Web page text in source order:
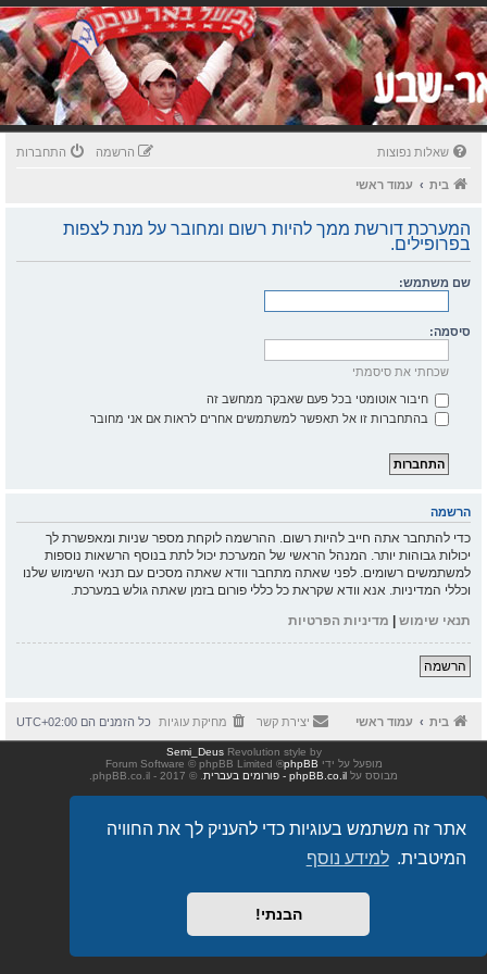
אתר זה משתמש בעוגיות כדי להעניק לך את החוויה
המיטבית. למידע נוסף
הבנתי!
שאלות נפוצות התחברות הרשמה
בית עמוד ראשי
המערכת דורשת ממך להיות רשום ומחובר על מנת לצפות
בפרופילים.
שם משתמש:
סיסמה:
שכחתי את סיסמתי
חיבור אוטומטי בכל פעם שאבקר ממחשב זה
בהתחברות זו אל תאפשר למשתמשים אחרים לראות אם אני מחובר
הרשמה
כדי להתחבר אתה חייב להיות רשום. ההרשמה לוקחת מספר שניות ומאפשרת לך
יכולות גבוהות יותר. המנהל הראשי של המערכת יכול לתת בנוסף הרשאות נוספות
למשתמשים רשומים. לפני שאתה מתחבר וודא שאתה מסכים עם תנאי השימוש שלנו
וכללי המדיניות. אנא וודא שקראת כל כללי פורום בזמן שאתה גולש במערכת.
תנאי שימוש | מדיניות הפרטיות
הרשמה
בית עמוד ראשי כל הזמנים הם UTC+02:00 מחיקת עוגיות יצירת קשר
Revolution style by
Semi_Deus
מופעל על ידי phpBB
® Forum Software © phpBB Limited
מבוסס על phpBB.co.il - פורומים בעברית . © 2017 - phpBB.co.il.